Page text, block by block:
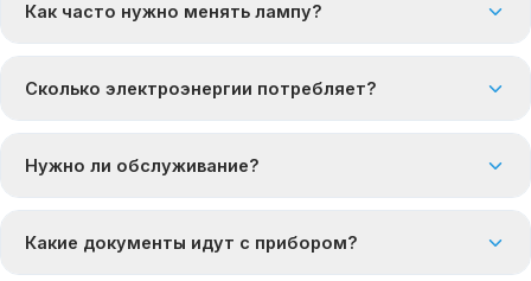
Как часто нужно менять лампу?
Сколько электроэнергии потребляет?
Нужно ли обслуживание?
Какие документы идут с прибором?